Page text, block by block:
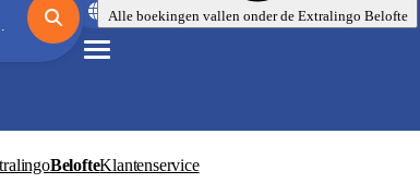
Alle boekingen vallen onder de Extralingo Belofte
Nl EUR
BelofteKlantenservice